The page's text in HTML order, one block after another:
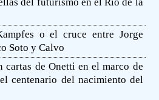
o el cruce entre Jorge
Soto y Calvo
cartas de Onetti en el marco de
centenario del nacimiento del